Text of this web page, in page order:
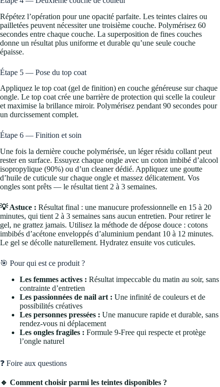
Répétez l’opération pour une opacité parfaite. Les teintes claires ou
pailletées peuvent nécessiter une troisième couche. Polymérisez 60
secondes entre chaque couche. La superposition de fines couches
donne un résultat plus uniforme et durable qu’une seule couche
épaisse.
Étape 5 — Pose du top coat
Appliquez le top coat (gel de finition) en couche généreuse sur chaque
ongle. Le top coat crée une barrière de protection qui scelle la couleur
et maximise la brillance miroir. Polymérisez pendant 90 secondes pour
un durcissement complet.
Étape 6 — Finition et soin
Une fois la dernière couche polymérisée, un léger résidu collant peut
rester en surface. Essuyez chaque ongle avec un coton imbibé d’alcool
isopropylique (90%) ou d’un cleaner dédié. Appliquez une goutte
d’huile de cuticule sur chaque ongle et massez délicatement. Vos
ongles sont prêts — le résultat tient 2 à 3 semaines.
💡 Astuce : Résultat final : une manucure professionnelle en 15 à 20
minutes, qui tient 2 à 3 semaines sans aucun entretien. Pour retirer le
gel, ne grattez jamais. Utilisez la méthode de dépose douce : cotons
imbibés d’acétone enveloppés d’aluminium pendant 10 à 12 minutes.
Le gel se décolle naturellement. Hydratez ensuite vos cuticules.
🎯 Pour qui est ce produit ?
Les femmes actives : Résultat impeccable du matin au soir, sans
contrainte d’entretien
Les passionnées de nail art : Une infinité de couleurs et de
possibilités créatives
Les personnes pressées : Une manucure rapide et durable, sans
rendez-vous ni déplacement
Les ongles fragiles : Formule 9-Free qui respecte et protège
l’ongle naturel
❓ Foire aux questions
🔹 Comment choisir parmi les teintes disponibles ?